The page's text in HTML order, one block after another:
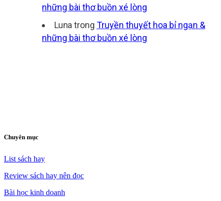
những bài thơ buồn xé lòng
Luna trong Truyền thuyết hoa bỉ ngạn &
những bài thơ buồn xé lòng
Chuyên mục
List sách hay
Review sách hay nên đọc
Bài học kinh doanh